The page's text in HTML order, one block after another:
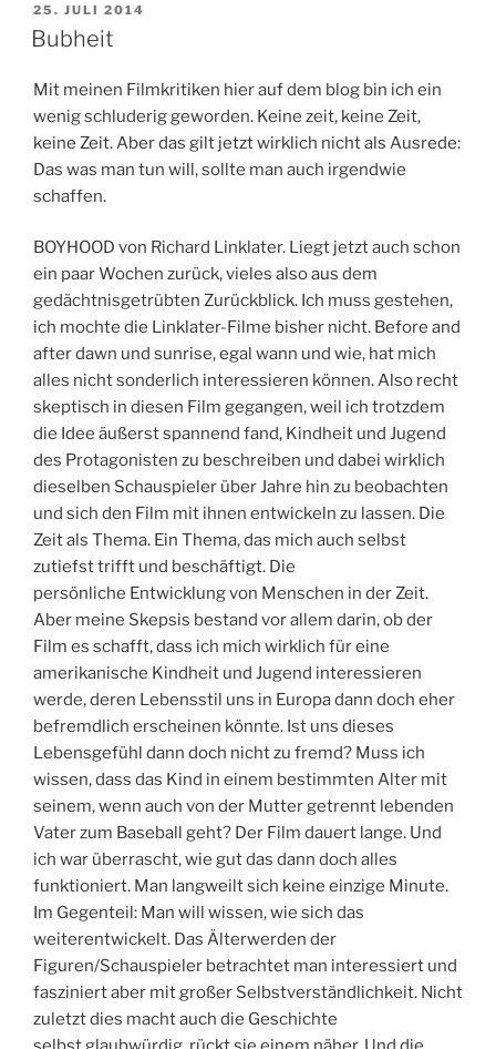
VERÖFFENTLICHT
AM
25. JULI 2014
Bubheit
Mit meinen Filmkritiken hier auf dem blog bin ich ein
wenig schluderig geworden. Keine zeit, keine Zeit,
keine Zeit. Aber das gilt jetzt wirklich nicht als Ausrede:
Das was man tun will, sollte man auch irgendwie
schaffen.
BOYHOOD von Richard Linklater. Liegt jetzt auch schon
ein paar Wochen zurück, vieles also aus dem
gedächtnisgetrübten Zurückblick. Ich muss gestehen,
ich mochte die Linklater-Filme bisher nicht. Before and
after dawn und sunrise, egal wann und wie, hat mich
alles nicht sonderlich interessieren können. Also recht
skeptisch in diesen Film gegangen, weil ich trotzdem
die Idee äußerst spannend fand, Kindheit und Jugend
des Protagonisten zu beschreiben und dabei wirklich
dieselben Schauspieler über Jahre hin zu beobachten
und sich den Film mit ihnen entwickeln zu lassen. Die
Zeit als Thema. Ein Thema, das mich auch selbst
zutiefst trifft und beschäftigt. Die
persönliche Entwicklung von Menschen in der Zeit.
Aber meine Skepsis bestand vor allem darin, ob der
Film es schafft, dass ich mich wirklich für eine
amerikanische Kindheit und Jugend interessieren
werde, deren Lebensstil uns in Europa dann doch eher
befremdlich erscheinen könnte. Ist uns dieses
Lebensgefühl dann doch nicht zu fremd? Muss ich
wissen, dass das Kind in einem bestimmten Alter mit
seinem, wenn auch von der Mutter getrennt lebenden
Vater zum Baseball geht? Der Film dauert lange. Und
ich war überrascht, wie gut das dann doch alles
funktioniert. Man langweilt sich keine einzige Minute.
Im Gegenteil: Man will wissen, wie sich das
weiterentwickelt. Das Älterwerden der
Figuren/Schauspieler betrachtet man interessiert und
fasziniert aber mit großer Selbstverständlichkeit. Nicht
zuletzt dies macht auch die Geschichte